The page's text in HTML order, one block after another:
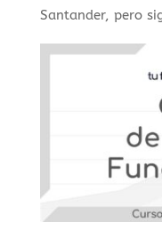
Santander, pero